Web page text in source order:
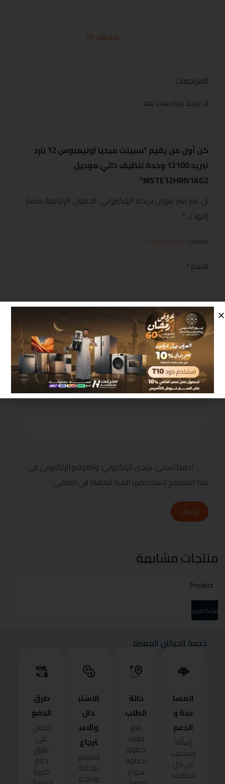
مراجعات (0)
المراجعات
لا توجد مراجعات بعد.
كن أول من يقيم “سبيلت ميديا اوليمبوس 12 بارد
تبريد 12100 وحدة تنظيف ذاتي موديل
MSTE12HRN1AG2”
لن يتم نشر عنوان بريدك الإلكتروني. الحقول الإلزامية مشار
إليها بـ*
تقييمك *
الاسم*
البريد الإلكتروني*
مراجعتك*
احفظ اسمي، بريدي الإلكتروني، والموقع الإلكتروني في
هذا المتصفح لاستخدامها المرة المقبلة في تعليقي.
إرسال
منتجات مشابهة
Product
قراءة المزيد
خدمة الحركان المميزة
المسا
عدة و
الدعم
إسألنا
وسنجيب
عن كل
استفسا
حالة
الطلب
تتبع
طلبك
خطوة
بخطوة
سواء
الاستب
دال
والاس
ترجاع
استمتع
بخدمة
واضحة
طرق
الدفع
احصل
على
طرق
دفع
كثيرة